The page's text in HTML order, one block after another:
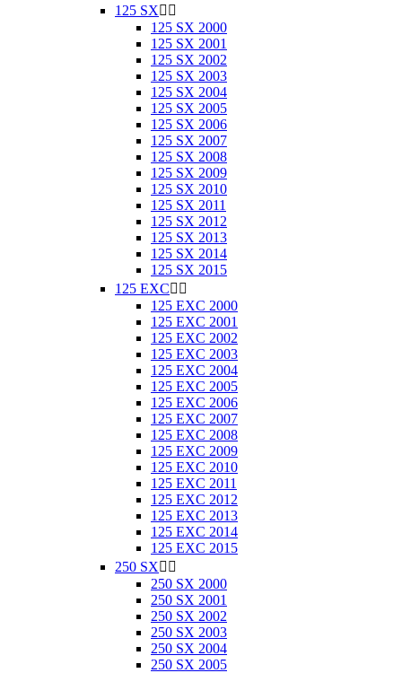
125 SX 
125 SX 2000
125 SX 2001
125 SX 2002
125 SX 2003
125 SX 2004
125 SX 2005
125 SX 2006
125 SX 2007
125 SX 2008
125 SX 2009
125 SX 2010
125 SX 2011
125 SX 2012
125 SX 2013
125 SX 2014
125 SX 2015
125 EXC 
125 EXC 2000
125 EXC 2001
125 EXC 2002
125 EXC 2003
125 EXC 2004
125 EXC 2005
125 EXC 2006
125 EXC 2007
125 EXC 2008
125 EXC 2009
125 EXC 2010
125 EXC 2011
125 EXC 2012
125 EXC 2013
125 EXC 2014
125 EXC 2015
250 SX 
250 SX 2000
250 SX 2001
250 SX 2002
250 SX 2003
250 SX 2004
250 SX 2005